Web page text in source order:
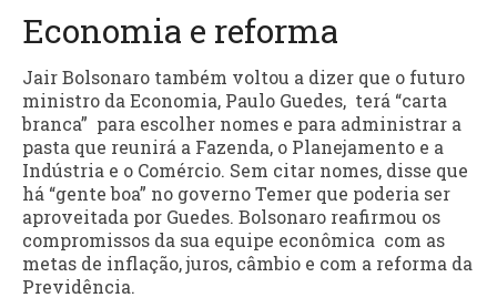
Economia e reforma
Jair Bolsonaro também voltou a dizer que o futuro
ministro da Economia, Paulo Guedes, terá “carta
branca” para escolher nomes e para administrar a
pasta que reunirá a Fazenda, o Planejamento e a
Indústria e o Comércio. Sem citar nomes, disse que
há “gente boa” no governo Temer que poderia ser
aproveitada por Guedes. Bolsonaro reafirmou os
compromissos da sua equipe econômica com as
metas de inflação, juros, câmbio e com a reforma da
Previdência.